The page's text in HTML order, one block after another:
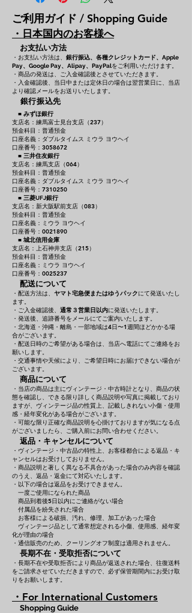
ご利用ガイド / Shopping Guide
・日本国内のお客様へ
お支払い方法
・お支払い方法は、 銀行振込、各種クレジットカード、 Apple
Pay、Google Pay、Alipay、PayPalをご利用いただけます。
・商品の発送は、ご入金確認後とさせていただきます。
・入金確認後、当日中または定休日の場合は翌営業日に、当店
より確認メールをお送りいたします。
銀行振込先
■ みずほ銀行
支店名：練馬富士見台支店（237）
預金科目：普通預金
口座名義：ダブルタイムス ミウラ ヨウヘイ
口座番号：3058672
■ 三井住友銀行
支店名：練馬支店（064）
預金科目：普通預金
口座名義：ダブルタイムス ミウラ ヨウヘイ
口座番号：7310250
■ 三菱UFJ銀行
支店名：新大阪駅前支店（083）
預金科目：普通預金
口座名義：ミウラ ヨウヘイ
口座番号：0021890
■ 城北信用金庫
支店名：上石神井支店（215）
預金科目：普通預金
口座名義：ミウラ ヨウヘイ
口座番号：0025237
配送について
・配送方法は、 ヤマト宅急便またはゆうパックにて発送いたし
ます。
・ご入金確認後、 通常３営業日以内に発送いたします。
・発送後、追跡番号をメールにてご案内いたします。
・北海道・沖縄・離島・一部地域は4日〜1週間ほどかかる場
合がございます。
・配送日時のご希望がある場合は、当店へ電話にてご連絡をお
願いします。
・交通事情や天候により、ご希望日時にお届けできない場合が
ございます。
商品について
・当店の商品は主にヴィンテージ・中古時計となり、商品の状
態を確認し、できる限り詳しく商品説明や写真に掲載しており
ますが、ヴィンテージ品の性質上、記載しきれない小傷・使用
感・経年変化がある場合がございます。
・可能な限り正確な商品説明を心掛けておりますが気になる点
がございましたら、ご購入前にお問い合わせください。
返品・キャンセルについて
・ヴィンテージ・中古品の特性上、お客様都合による返品・キ
ャンセルはお受けしておりません。
・商品説明と著しく異なる不具合があった場合のみ内容を確認
のうえ、返品・返金にて対応いたします。
・以下の場合は返品をお受けできません。
一度ご使用になられた商品
商品到着後5日以内にご連絡がない場合
付属品を紛失された場合
お客様による破損、汚れ、修理、加工があった場合
ヴィンテージ品として通常想定される小傷、使用感、経年変
化が理由の場合
・通信販売のため、クーリングオフ制度は適用されません。
長期不在・受取拒否について
・長期不在や受取拒否により商品が返送された場合、往復送料
をご請求させていただきますので、必ず保管期間内にお受け取
りをお願いします。
・For International Customers
Shopping Guide